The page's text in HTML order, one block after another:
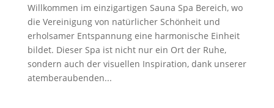
​Willkommen im einzigartigen Sauna Spa Bereich, wo
die Vereinigung von natürlicher Schönheit und
erholsamer Entspannung eine harmonische Einheit
bildet. Dieser Spa ist nicht nur ein Ort der Ruhe,
sondern auch der visuellen Inspiration, dank unserer
atemberaubenden...